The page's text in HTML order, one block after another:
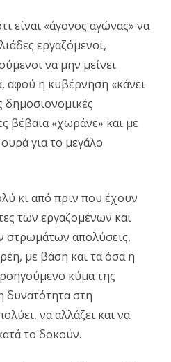
είναι «άγονος αγώνας» να
εργαζόμενοι,
να μην μείνει
αφού η κυβέρνηση «κάνει
δημοσιονομικές
βέβαια «χωράνε» και με
για το μεγάλο
κι από πριν που έχουν
των εργαζομένων και
στρωμάτων απολύσεις,
με βάση και τα όσα η
κύμα της
δυνατότητα στη
να αλλάζει και να
το δοκούν.